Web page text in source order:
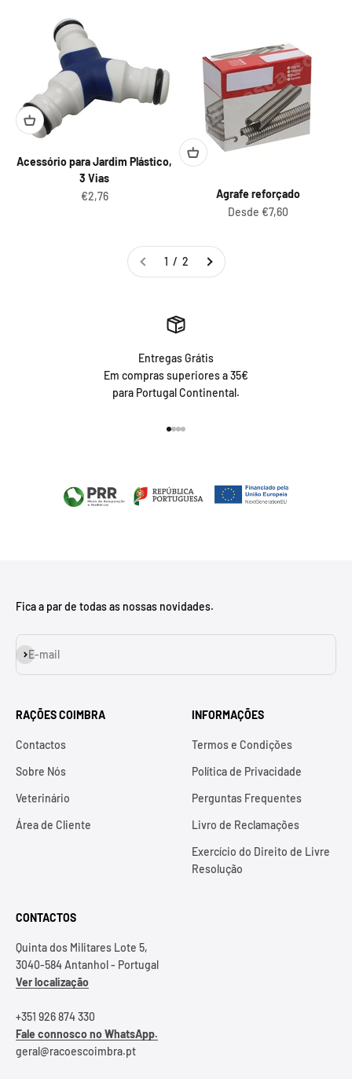
Acessório para Jardim Plástico,
3 Vias
Preço promocional
€2,76
Agrafe reforçado
Preço promocional
Desde €7,60
1 / 2
Entregas Grátis
Em compras superiores a 35€
para Portugal Continental.
Fica a par de todas as nossas novidades.
E-mail
Assinar
RAÇÕES COIMBRA
Contactos
Sobre Nós
Veterinário
Área de Cliente
INFORMAÇÕES
Termos e Condições
Política de Privacidade
Perguntas Frequentes
Livro de Reclamações
Exercício do Direito de Livre
Resolução
CONTACTOS
Quinta dos Militares Lote 5,
3040-584 Antanhol - Portugal
Ver localização
+351 926 874 330
Fale connosco no WhatsApp.
geral@racoescoimbra.pt